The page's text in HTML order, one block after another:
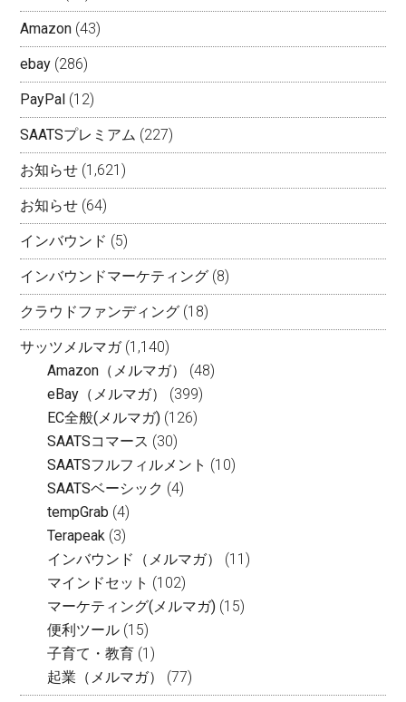
Amazon (43)
ebay (286)
PayPal (12)
SAATSプレミアム (227)
お知らせ (1,621)
お知らせ (64)
インバウンド (5)
インバウンドマーケティング (8)
クラウドファンディング (18)
サッツメルマガ(1,140)
Amazon（メルマガ）
(48)
eBay（メルマガ）
(399)
EC全般(メルマガ) (126)
SAATSコマース (30)
SAATSフルフィルメント (10)
SAATSベーシック (4)
tempGrab (4)
Terapeak (3)
インバウンド（メルマガ）
(11)
マインドセット (102)
マーケティング(メルマガ) (15)
便利ツール (15)
子育て・教育 (1)
起業（メルマガ）
(77)